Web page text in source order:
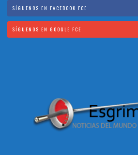
SÍGUENOS EN FACEBOOK FCE
SÍGUENOS EN GOOGLE FCE